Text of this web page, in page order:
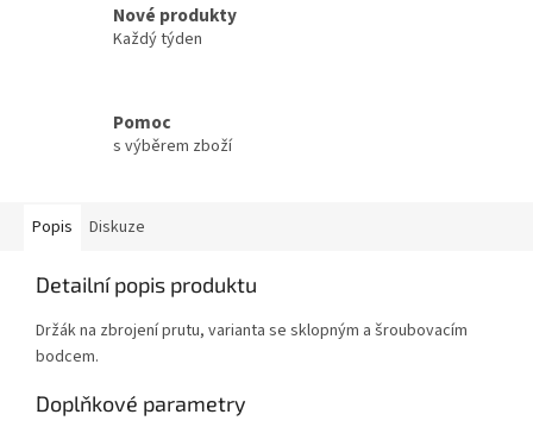
Nové produkty
Každý týden
Pomoc
s výběrem zboží
Popis Diskuze
Detailní popis produktu
Držák na zbrojení prutu, varianta se sklopným a šroubovacím
bodcem.
Doplňkové parametry